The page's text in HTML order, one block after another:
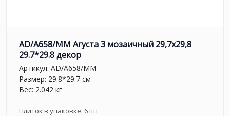
AD/A658/MM Агуста 3 мозаичный 29,7х29,8
29.7*29.8 декор
Артикул: AD/A658/MM
Размер: 29.8*29.7 см
Вес: 2.042 кг
Плиток в упаковке: 6шт